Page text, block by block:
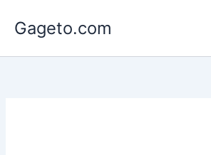
Gageto.com